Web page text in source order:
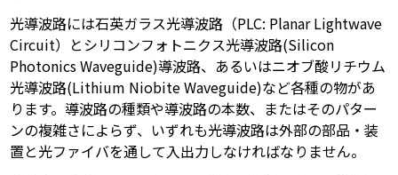
光導波路には石英ガラス光導波路（PLC: Planar Lightwave
Circuit）とシリコンフォトニクス光導波路(Silicon
Photonics Waveguide)導波路、あるいはニオブ酸リチウム
光導波路(Lithium Niobite Waveguide)など各種の物があ
ります。導波路の種類や導波路の本数、またはそのパター
ンの複雑さによらず、いずれも光導波路は外部の部品・装
置と光ファイバを通して入出力しなければなりません。